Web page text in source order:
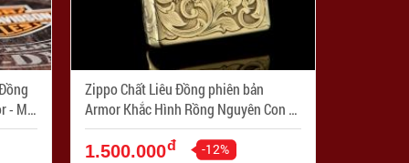
Zippo Chất Liêu Đồng phiên bản
Armor Khắc Hình Rồng Nguyên Con -
Mã SP: ZPC1708-169
1.500.000đ -12%